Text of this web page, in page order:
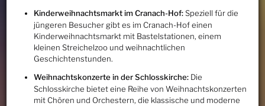
Kinderweihnachtsmarkt im Cranach-Hof:Speziell für die
jüngeren Besucher gibt es im Cranach-Hof einen
Kinderweihnachtsmarkt mit Bastelstationen, einem
kleinen Streichelzoo und weihnachtlichen
Geschichtenstunden.
Weihnachtskonzerte in der Schlosskirche:Die
Schlosskirche bietet eine Reihe von Weihnachtskonzerten
mit Chören und Orchestern, die klassische und moderne